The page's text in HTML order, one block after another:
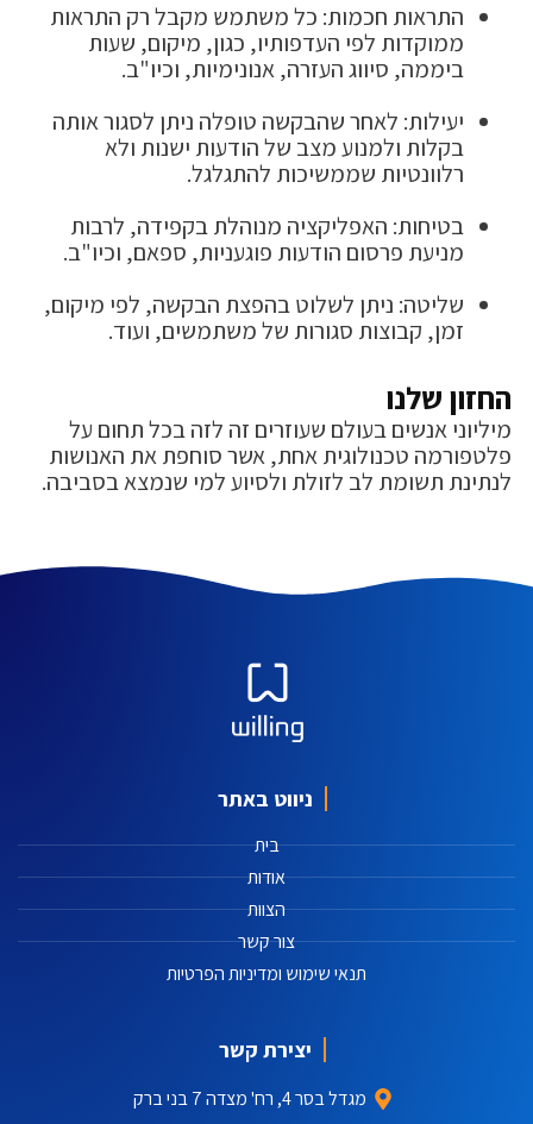
התראות חכמות: כל משתמש מקבל רק התראות
ממוקדות לפי העדפותיו, כגון, מיקום, שעות
ביממה, סיווג העזרה, אנונימיות, וכיו"ב.
יעילות: לאחר שהבקשה טופלה ניתן לסגור אותה
בקלות ולמנוע מצב של הודעות ישנות ולא
רלוונטיות שממשיכות להתגלגל.
בטיחות: האפליקציה מנוהלת בקפידה, לרבות
מניעת פרסום הודעות פוגעניות, ספאם, וכיו"ב.
שליטה: ניתן לשלוט בהפצת הבקשה, לפי מיקום,
זמן, קבוצות סגורות של משתמשים, ועוד.
החזון שלנו
מיליוני אנשים בעולם שעוזרים זה לזה בכל תחום על
פלטפורמה טכנולוגית אחת, אשר סוחפת את האנושות
לנתינת תשומת לב לזולת ולסיוע למי שנמצא בסביבה.
ניווט באתר
בית
אודות
הצוות
צור קשר
תנאי שימוש ומדיניות הפרטיות
יצירת קשר
מגדל בסר 4, רח' מצדה 7 בני ברק